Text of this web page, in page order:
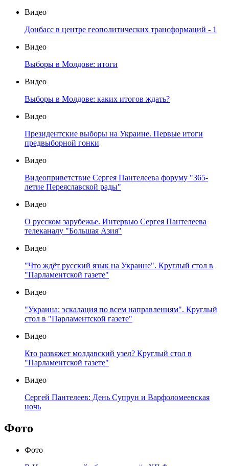
Видео
Донбасс в центре геополитических трансформаций - 1
Видео
Выборы в Молдове: итоги
Видео
Выборы в Молдове: каких итогов ждать?
Видео
Президентские выборы на Украине. Первые итоги
предвыборной гонки
Видео
Видеоприветствие Сергея Пантелеева форуму "365-
летие Переяславской рады"
Видео
О русском зарубежье. Интервью Сергея Пантелеева
телеканалу "Большая Азия"
Видео
"Что ждёт русский язык на Украине". Круглый стол в
"Парламентской газете"
Видео
"Украина: эскалация по всем направлениям". Круглый
стол в "Парламентской газете"
Видео
Кто развяжет молдавский узел? Круглый стол в
"Парламентской газете"
Видео
Сергей Пантелеев: День Супрун и Варфоломеевская
ночь
Фото
Фото